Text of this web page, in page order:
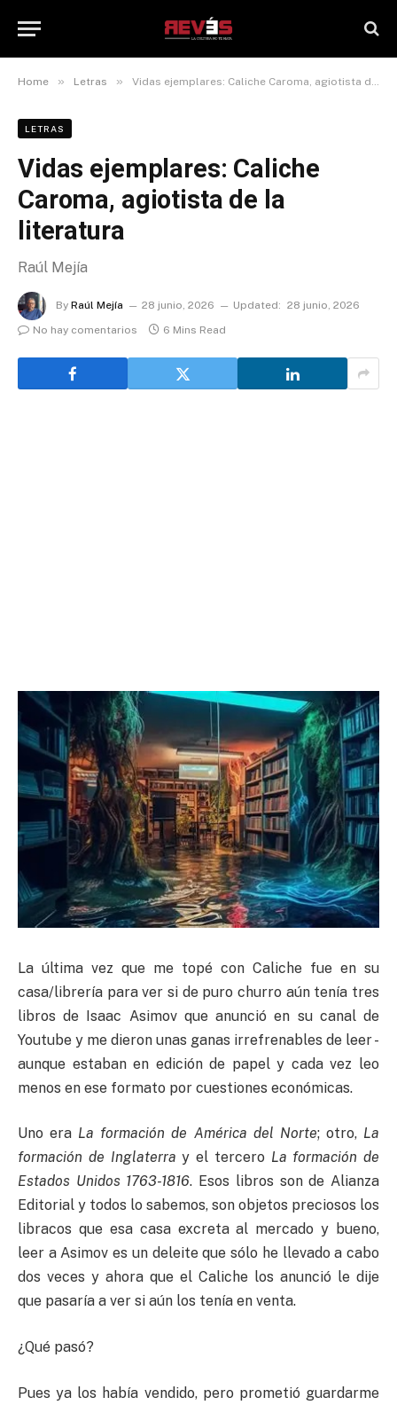
Home » Letras » Vidas ejemplares: Caliche Caroma, agiotista de la literatura
LETRAS
Vidas ejemplares: Caliche
Caroma, agiotista de la
literatura
Raúl Mejía
By Raúl Mejía 28 junio, 2026 Updated: 28 junio, 2026
No hay comentarios
6 Mins Read
La última vez que me topé con Caliche fue en su
casa/librería para ver si de puro churro aún tenía tres
libros de Isaac Asimov que anunció en su canal de
Youtube y me dieron unas ganas irrefrenables de leer -
aunque estaban en edición de papel y cada vez leo
menos en ese formato por cuestiones económicas.
Uno era La formación de América del Norte; otro, La
formación de Inglaterra y el tercero La formación de
Estados Unidos 1763-1816. Esos libros son de Alianza
Editorial y todos lo sabemos, son objetos preciosos los
libracos que esa casa excreta al mercado y bueno,
leer a Asimov es un deleite que sólo he llevado a cabo
dos veces y ahora que el Caliche los anunció le dije
que pasaría a ver si aún los tenía en venta.
¿Qué pasó?
Pues ya los había vendido, pero prometió guardarme